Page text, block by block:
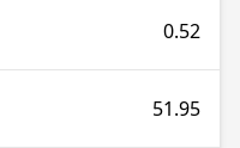
0.52
51.95